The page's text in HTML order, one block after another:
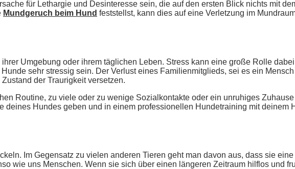
für Lethargie und Desinteresse sein, die auf den ersten Blick nichts mit
Mundgeruch beim Hund feststellst, kann dies auf eine Verletzung im
Umgebung oder ihrem täglichen Leben. Stress kann eine große Rolle
sehr stressig sein. Der Verlust eines Familienmitglieds, sei es ein
der Traurigkeit versetzen.
Routine, zu viele oder zu wenige Sozialkontakte oder ein unruhiges
Hundes geben und in einem professionellen Hundetraining mit deinem
Im Gegensatz zu vielen anderen Tieren geht man davon aus, dass sie
wie uns Menschen. Wenn sie sich über einen längeren Zeitraum hilflos und